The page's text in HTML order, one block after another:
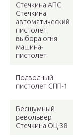
Стечкина АПС
Стечкина
автоматический
пистолет
выбора огня
машина-
пистолет
Подводный
пистолет СПП-1
Бесшумный
револьвер
Стечкина ОЦ-38